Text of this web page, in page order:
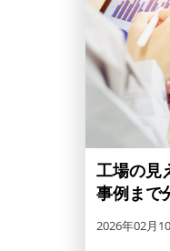
工場の見
事例まで
2026年02月